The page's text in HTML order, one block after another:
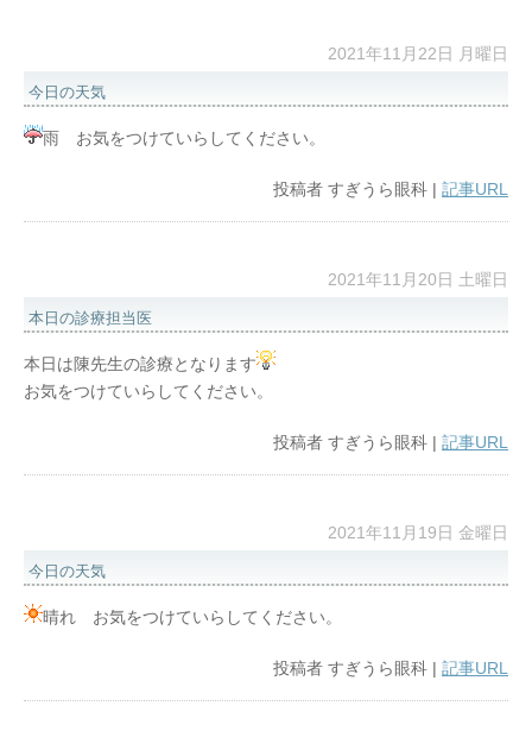
2021年11月22日 月曜日
今日の天気
雨 お気をつけていらしてください。
投稿者 すぎうら眼科 | 記事URL
2021年11月20日 土曜日
本日の診療担当医
本日は陳先生の診療となります
お気をつけていらしてください。
投稿者 すぎうら眼科 | 記事URL
2021年11月19日 金曜日
今日の天気
晴れ お気をつけていらしてください。
投稿者 すぎうら眼科 | 記事URL